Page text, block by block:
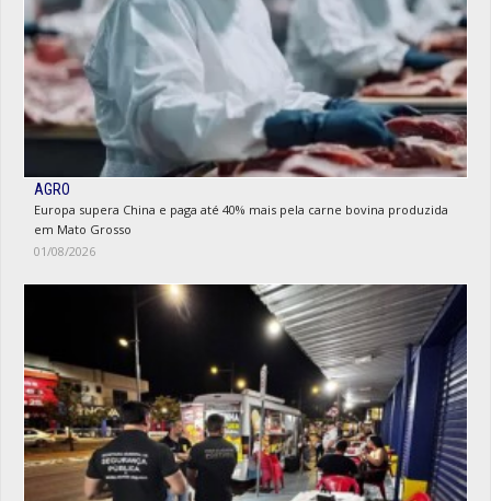
AGRO
Europa supera China e paga até 40% mais pela carne bovina produzida
em Mato Grosso
01/08/2026